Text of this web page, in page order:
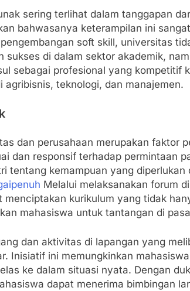
sering terlihat dalam tanggapan
bahwasanya keterampilan ini
soft skill, universitas
sukses di dalam sektor akademik,
sebagai profesional yang kompetitif
teknologi, dan manajemen.
dan perusahaan merupakan faktor
dan responsif terhadap permintaan
tentang kemampuan yang diperlukan
Melalui melaksanakan forum
kurikulum yang tidak
mahasiswa untuk tantangan di
dan aktivitas di lapangan yang
Inisiatif ini memungkinkan
ke dalam situasi nyata. Dengan
dapat menerima bimbingan